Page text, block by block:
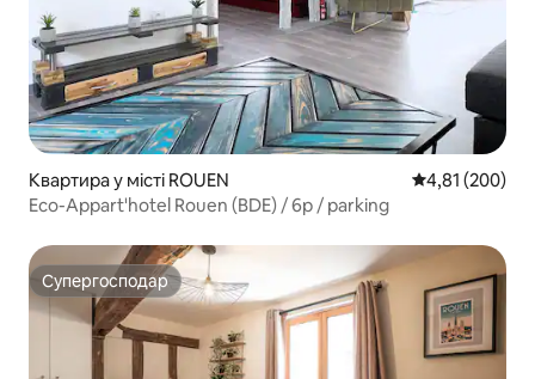
Квартира у місті ROUEN Середня
4,81 (200)
Eco-Appart'hotel Rouen (BDE) / 6p / parking
Супергосподар
Супергосподар